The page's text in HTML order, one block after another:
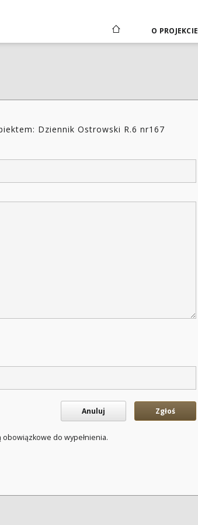
O PROJEKCIE
Dziennik Ostrowski R.6 nr167
Anuluj Zgłoś
do wypełnienia.